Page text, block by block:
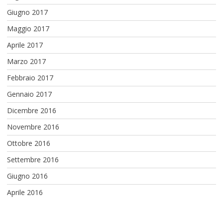
Giugno 2017
Maggio 2017
Aprile 2017
Marzo 2017
Febbraio 2017
Gennaio 2017
Dicembre 2016
Novembre 2016
Ottobre 2016
Settembre 2016
Giugno 2016
Aprile 2016